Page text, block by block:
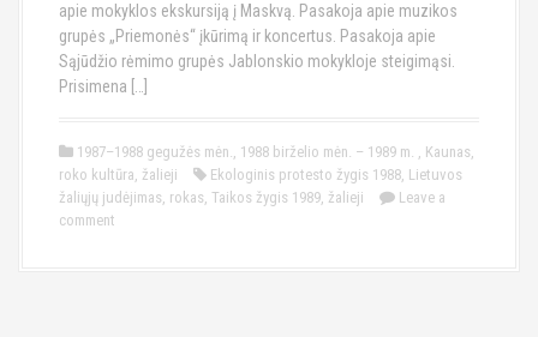
apie mokyklos ekskursiją į Maskvą. Pasakoja apie muzikos
grupės „Priemonės“ įkūrimą ir koncertus. Pasakoja apie
Sąjūdžio rėmimo grupės Jablonskio mokykloje steigimąsi.
Prisimena […]
1987–1988 gegužės mėn., 1988 birželio mėn. – 1989 m. , Kaunas,
roko kultūra, žalieji Ekologinis protesto žygis 1988, Lietuvos
žaliųjų judėjimas, rokas, Taikos žygis 1989, žalieji
Leave a
comment